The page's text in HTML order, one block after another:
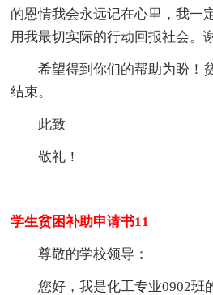
的恩情我会永远记在心里，我一
用我最切实际的行动回报社会。
希望得到你们的帮助为盼！
结束。
此致
敬礼！
学生贫困补助申请书11
尊敬的学校领导：
您好，我是化工专业0902班